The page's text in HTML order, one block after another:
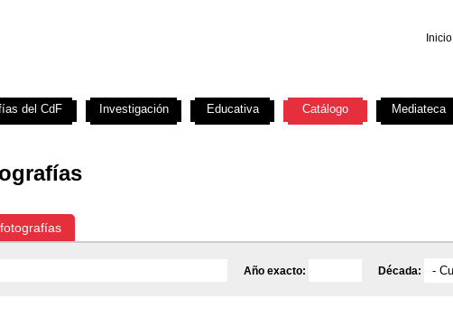
Inicio
Año exacto: Década:
del CdF Investigación Educativa Catálogo Mediateca